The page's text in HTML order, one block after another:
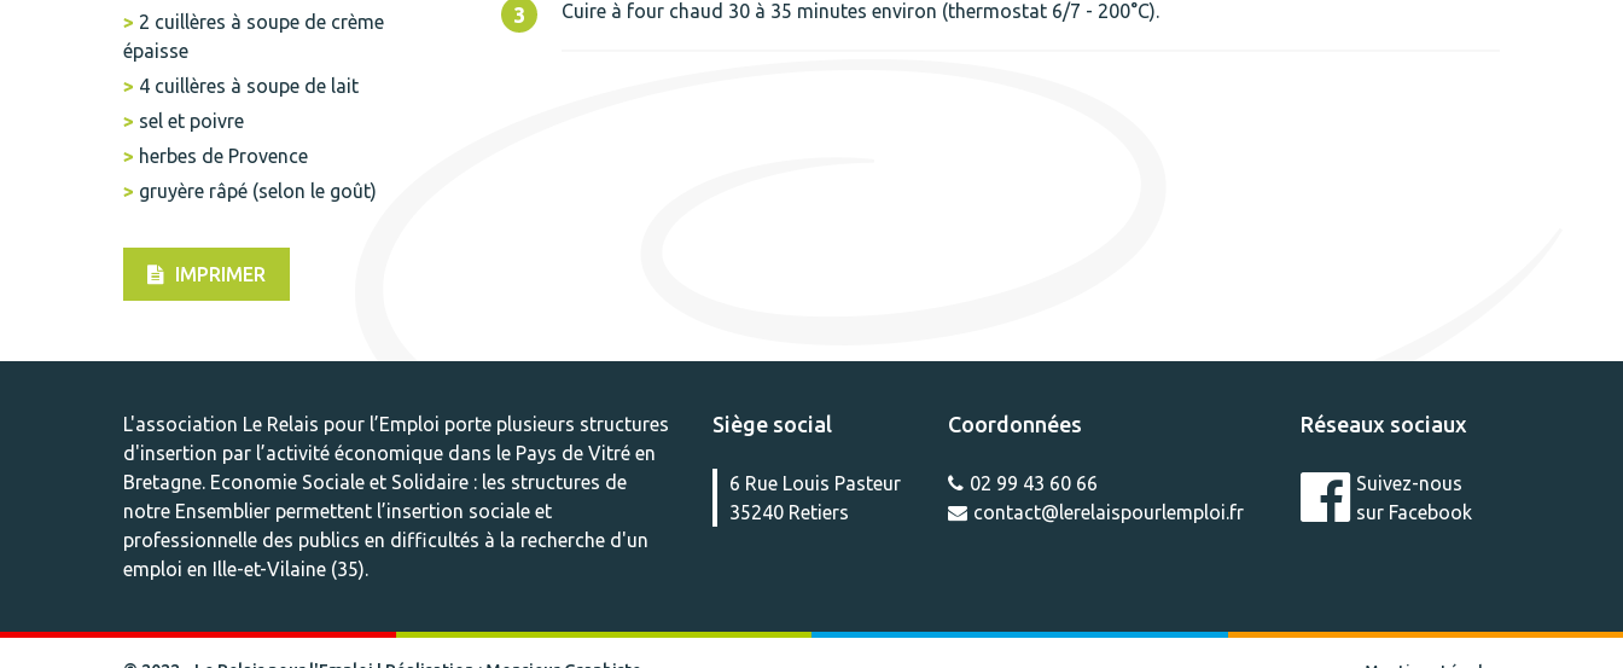
2 cuillères à soupe de crème
épaisse
4 cuillères à soupe de lait
sel et poivre
herbes de Provence
gruyère râpé (selon le goût)
IMPRIMER
Cuire à four chaud 30 à 35 minutes environ (thermostat 6/7 - 200°C).
L'association Le Relais pour l’Emploi porte plusieurs structures
d'insertion par l’activité économique dans le Pays de Vitré en
Bretagne. Economie Sociale et Solidaire : les structures de
notre Ensemblier permettent l’insertion sociale et
professionnelle des publics en difficultés à la recherche d'un
emploi en Ille-et-Vilaine (35).
Siège social
6 Rue Louis Pasteur
35240 Retiers
Coordonnées
02 99 43 60 66
contact@lerelaispourlemploi.fr
Réseaux sociaux
Suivez-nous
sur Facebook